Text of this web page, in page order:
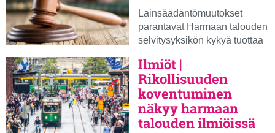
toimenpidesuunnitelmat.
Kokonaisuus kattaa vuosien
2026–2030 strategiset
toimintasuunnitelmat vuosille
2026–2029. Riskiarvion
mukaan rahanpesu ja
terrorismin rahoittaminen
muodostavat huomattavan
Lainsäädäntömuutokset
parantavat Harmaan talouden
selvitysyksikön kykyä tuottaa
Samalla tiedonvaihto
tehostuu ja
viranomaisprosessit
sujuvoituvat harmaan
talouden torjunnassa.
Ilmiöt |
Rikollisuuden
koventuminen
näkyy harmaan
talouden ilmiöissä